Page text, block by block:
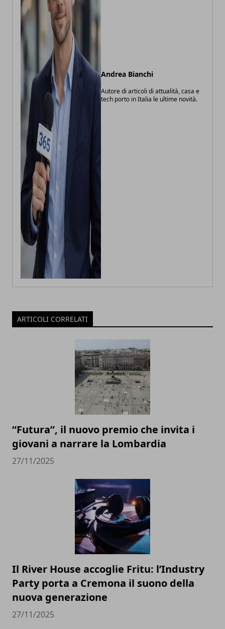
Andrea Bianchi
Autore di articoli di attualità, casa e
tech porto in Italia le ultime novità.
ARTICOLI CORRELATI
“Futura”, il nuovo premio che invita i
giovani a narrare la Lombardia
27/11/2025
Il River House accoglie Fritu: l’Industry
Party porta a Cremona il suono della
nuova generazione
27/11/2025